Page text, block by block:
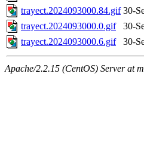
trayect.2024093000.84.gif 30-
trayect.2024093000.0.gif
30-
trayect.2024093000.6.gif
30-
Apache/2.2.15 (CentOS) Server at